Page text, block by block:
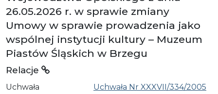
26.05.2026 r. w sprawie zmiany
Umowy w sprawie prowadzenia jako
wspólnej instytucji kultury – Muzeum
Piastów Śląskich w Brzegu
Relacje
Uchwała
Uchwała Nr XXXVII/334/2005